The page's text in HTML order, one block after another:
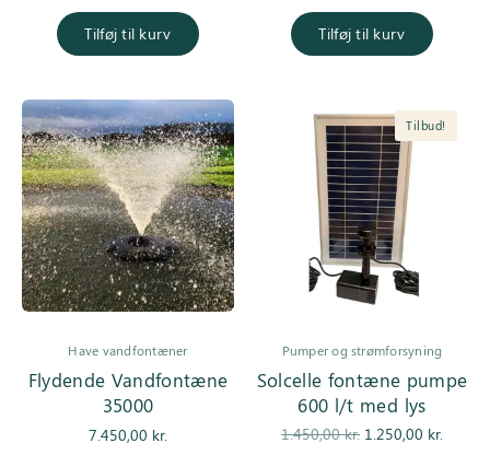
Tilføj til kurv Tilføj til kurv
Have vandfontæner
Flydende Vandfontæne
35000
7.450,00 kr.
Tilbud!
Pumper og strømforsyning
Solcelle fontæne pumpe
600 l/t med lys
1.450,00kr.
Den
1.250,00 kr.